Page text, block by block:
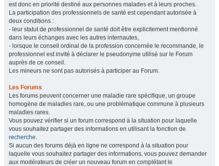
est donc en priorité destiné aux personnes malades et à leurs proches.
La participation des professionnels de santé est cependant autorisée à
deux conditions :
- leur statut de professionnel de santé doit être explicitement mentionné
dans leurs échanges avec les autres internautes,
- lorsque le conseil ordinal de la profession concernée le recommande, le
professionnel est invité à déclarer le pseudonyme utilisé sur le Forum
auprès de ce conseil.
Les mineurs ne sont pas autorisés à participer au Forum.
Les Forums
Les forums peuvent concerner une maladie rare spécifique, un groupe
homogène de maladies rare, ou une problématique commune à plusieurs
maladies rares.
Vous pouvez vérifier si un forum correspond à la situation pour laquelle
vous souhaitez partager des informations en utilisant la fonction de
recherche.
Si aucun des forums déjà en ligne ne correspond à la situation pour
laquelle vous souhaitez partager des informations, vous pouvez demander
aux modérateurs de créer un nouveau forum en complétant le